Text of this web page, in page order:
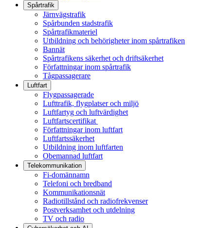
Spårtrafik
Järnvägstrafik
Spårbunden stadstrafik
Spårtrafikmateriel
Utbildning och behörigheter inom spårtrafiken
Bannät
Spårtrafikens säkerhet och driftsäkerhet
Författningar inom spårtrafik
Tågpassagerare
Luftfart
Flygpassagerade
Lufttrafik, flygplatser och miljö
Luftfartyg och luftvärdighet
Luftfartscertifikat
Författningar inom luftfart
Luftfartssäkerhet
Utbildning inom luftfarten
Obemannad luftfart
Telekommunikation
Fi-domännamn
Telefoni och bredband
Kommunikationsnät
Radiotillstånd och radiofrekvenser
Postverksamhet och utdelning
TV och radio